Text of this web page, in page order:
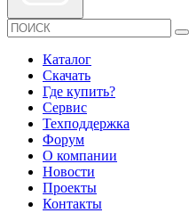
Каталог
Скачать
Где купить?
Сервис
Техподдержка
Форум
О компании
Новости
Проекты
Контакты